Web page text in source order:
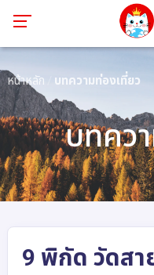
หน้าหลัก บทความท่องเที่ยว
บทคว
9 พิกัด วัดส